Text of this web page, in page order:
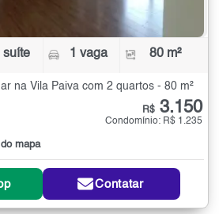
suíte 1 vaga 80 m²
na Vila Paiva com 2 quartos - 80 m²
mapa
R$ 3.150
Condomínio: R$ 1.235
Contatar